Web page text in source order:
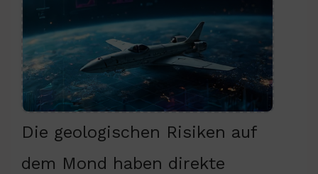
Die geologischen Risiken auf
dem Mond haben direkte